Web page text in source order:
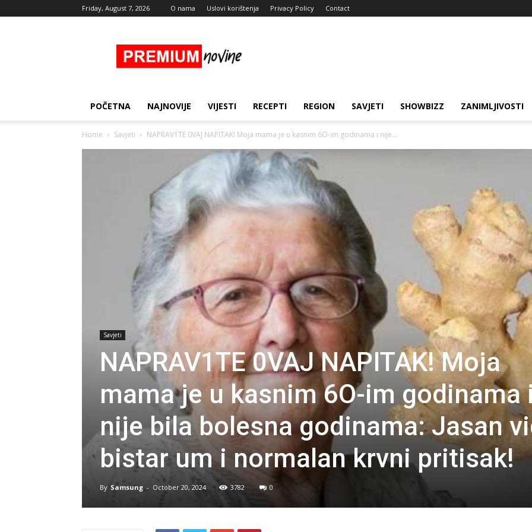
Friday, August 7, 2026 O nama Uslovi korištenja Privacy Policy Contact
Novine
POČETNA NAJNOVIJE VIJESTI RECEPTI REGION SAVJETI SHOWBIZZ ZANIMLJIVOSTI
Home Savjeti NAPRAV1TE 0VAJ NAPITAK! Moja mama je u kasnim 6O-im godinama i nije...
Savjeti
NAPRAV1TE 0VAJ NAPITAK! Moja
mama je u kasnim 6O-im godinama
nije bila bolesna godinama: Jasan
bistar um i normalan krvni pritisak!
By Samsung - October 20, 2024 3782 0